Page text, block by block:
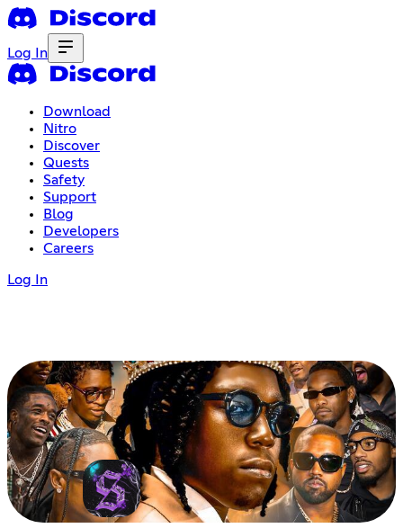
Log In
Download
Nitro
Discover
Quests
Safety
Support
Blog
Developers
Careers
Log In